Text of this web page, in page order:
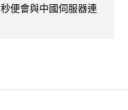
便會與中國伺服器連